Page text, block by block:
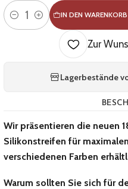
Menge
IN DEN WARENKORB
Zur
Lagerbestände
Wir präsentieren die neuen
Silikonstreifen für
verschiedenen Farben
Warum sollten Sie sich für